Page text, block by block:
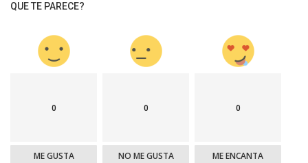
QUE TE PARECE?
0
ME GUSTA
0
NO ME GUSTA
0
ME ENCANTA